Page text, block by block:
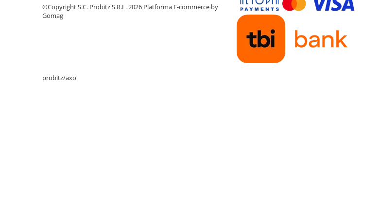
Statii GRAFICE
Statii GRAFICE NOI
Accesorii Printing
©Copyright S.C. Probitz S.R.L. 2026 Platforma E-commerce by
Gomag
probitz/axo